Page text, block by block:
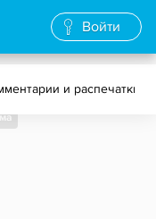
Войти
и распечатки